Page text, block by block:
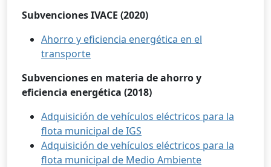
Subvenciones IVACE (2020)
Ahorro y eficiencia energética en el
transporte
Subvenciones en materia de ahorro y
eficiencia energética (2018)
Adquisición de vehículos eléctricos para la
flota municipal de IGS
Adquisición de vehículos eléctricos para la
flota municipal de Medio Ambiente